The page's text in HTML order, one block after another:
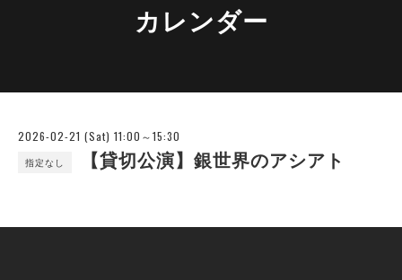
カレンダー
2026-02-21 (Sat) 11:00～15:30
指定なし 【貸切公演】銀世界のアシアト